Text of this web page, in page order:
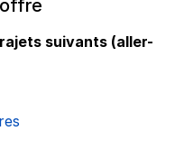
suivants (aller-